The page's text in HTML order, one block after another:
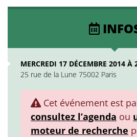
MERCREDI 17 DÉCEMBRE 2014 À
25 rue de la Lune 75002 Paris
Cet événement est
consultez l’agenda ou
moteur de recherche